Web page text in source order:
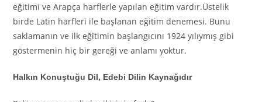
eğitimi ve Arapça harflerle yapılan eğitim vardır.Üstelik
birde Latin harfleri ile başlanan eğitim denemesi. Bunu
saklamanın ve ilk eğitimin başlangıcını 1924 yılıymış gibi
göstermenin hiç bir gereği ve anlamı yoktur.
Halkın Konuştuğu Dil, Edebi Dilin Kaynağıdır